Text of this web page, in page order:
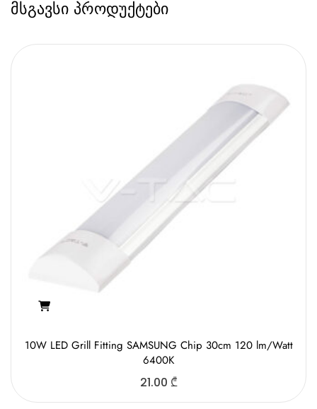
მსგავსი პროდუქტები
10W LED Grill Fitting SAMSUNG Chip 30cm 120 lm/Watt
6400K
21.00 ₾